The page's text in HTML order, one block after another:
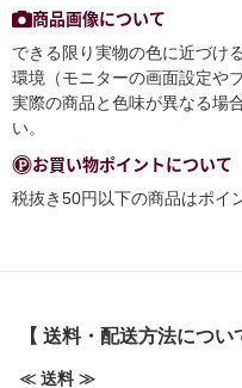
商品画像について
できる限り実物の色に近づけ
環境（モニターの画面設定や
実際の商品と色味が異なる場
い。
お買い物ポイントについて
税抜き50円以下の商品はポイ
【 送料・配送方法につい
≪ 送料 ≫